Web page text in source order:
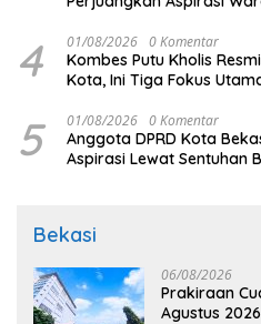
4 01/08/2026 0 Komentar
Kombes Putu Kholis
Kota, Ini Tiga Fokus
5 01/08/2026 0 Komentar
Anggota DPRD Kota
Aspirasi Lewat Sentuhan
Bekasi
06/08/2026
Prakiraan
Agustus